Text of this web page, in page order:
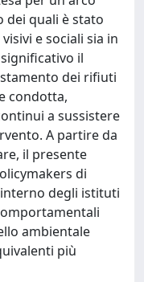
dei quali è stato
e sociali sia in
il
dei rifiuti
condotta,
a sussistere
A partire da
il presente
di
degli istituti
ambientale
più